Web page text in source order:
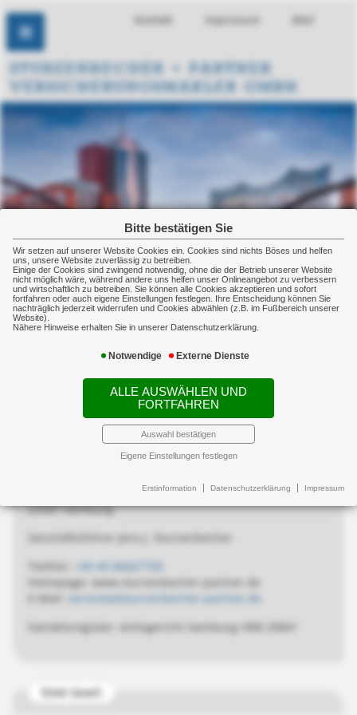
Bitte bestätigen Sie
Wir setzen auf unserer Website Cookies ein. Cookies sind nichts Böses und helfen
uns, unsere Website zuverlässig zu betreiben.
Einige der Cookies sind zwingend notwendig, ohne die der Betrieb unserer Website
nicht möglich wäre, während andere uns helfen unser Onlineangebot zu verbessern
und wirtschaftlich zu betreiben. Sie können alle Cookies akzeptieren und sofort
fortfahren oder auch eigene Einstellungen festlegen. Ihre Entscheidung können Sie
nachträglich jederzeit widerrufen und Cookies abwählen (z.B. im Fußbereich unserer
Website).
Nähere Hinweise erhalten Sie in unserer Datenschutzerklärung.
Notwendige Externe Dienste
ALLE AUSWÄHLEN UND
FORTFAHREN
Auswahl bestätigen
Eigene Einstellungen festlegen
Erstinformation Datenschutzerklärung Impressum
Kontakt Impressum Mail
Erst- / Statusinformation gemäß
§ 15 der Verordnung über die Versicherungsvermittlung
und -beratung
Sturzenbecher + Partner
Blankeneser Landstraße 9
22587 Hamburg
Geschäftsführer Jens-J. Sturzenbecher
Telefon:
+49 40 86667700
Homepage: www.sturzenbecher-partner.de
E-Mail:
service(at)sturzenbecher-partner.de
Handelsregister: Amtsgericht Hamburg HRB 29841
§34d GewO